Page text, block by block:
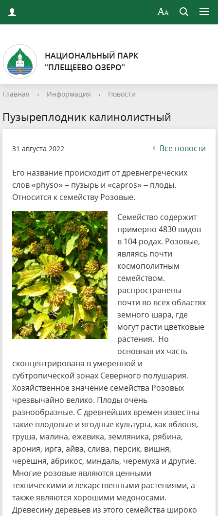
НАЦИОНАЛЬНЫЙ ПАРК
"ПЛЕЩЕЕВО ОЗЕРО"
Главная › Информация › Новости
Пузыреплодник калинолистный
31 августа 2022 Все новости
Его название происходит от древнегреческих
слов «physo» – пузырь и «capros» – плоды.
Относится к семейству Розовые.
Семейство содержит
примерно 4830 видов
в 104 родах. Розовые,
являясь почти
космополитным
семейством.
распространены
почти во всех областях
земного шара, где
могут расти цветковые
растения. Но
основная их часть
сконцентрирована в умеренной и
субтропической зонах Северного полушария.
Хозяйственное значение семейства Розовых
чрезвычайно велико. Плоды очень
разнообразные. С древнейших времен известны
такие плодовые и ягодные культуры, как яблоня,
груша, малина, ежевика, земляника, рябина,
арония, ирга, айва, слива, персик, вишня,
черешня, абрикос, миндаль, черемуха и другие.
Многие розовые являются ценными
техническими и лекарственными растениями, а
также являются хорошими медоносами.
Древесину деревьев из этого семейства широко